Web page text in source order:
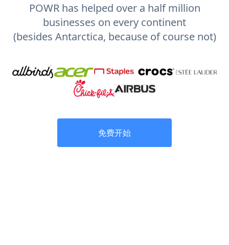
POWR has helped over a half million
businesses on every continent
(besides Antarctica, because of course not)
免费开始